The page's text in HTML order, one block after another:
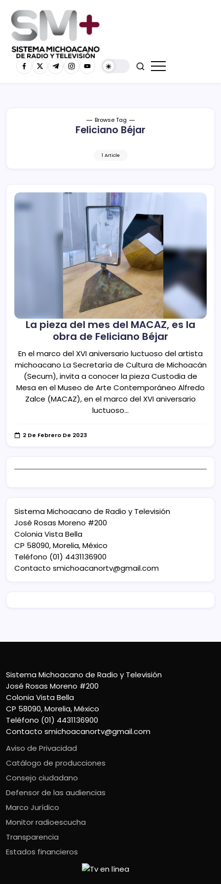
Browse Tag
Feliciano Béjar
1 Article
La pieza del mes del MACAZ, es la
obra de Feliciano Béjar
En el marco del XVI aniversario luctuoso del artista
michoacano La Secretaría de Cultura de Michoacán
(Secum), invita a conocer la pieza Custodia de
Mesa en el Museo de Arte Contemporáneo Alfredo
Zalce (MACAZ), en el marco del XVI aniversario
luctuoso…
2 De Febrero De 2023
Sistema Michoacano de Radio y Televisión
José Rosas Moreno #200
Colonia Vista Bella
CP 58090, Morelia, México
Teléfono (01) 4431136900
Contacto smichoacanortv@gmail.com
Sistema Michoacano de Radio y Televisión
José Rosas Moreno #200
Colonia Vista Bella
CP 58090, Morelia, México
Teléfono (01) 4431136900
Contacto smichoacanortv@gmail.com
Aviso de Privacidad
Catálogo de producciones
Consejo ciudadano
Defensor de las audiencias
Marco Jurídico
Monitor radioescucha
Transparencia
Estados financieros